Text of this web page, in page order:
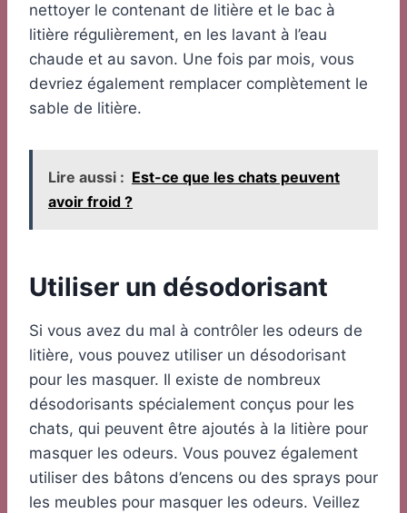
nettoyer le contenant de litière et le bac à
litière régulièrement, en les lavant à l’eau
chaude et au savon. Une fois par mois, vous
devriez également remplacer complètement le
sable de litière.
Lire aussi : Est-ce que les chats peuvent
avoir froid ?
Utiliser un désodorisant
Si vous avez du mal à contrôler les odeurs de
litière, vous pouvez utiliser un désodorisant
pour les masquer. Il existe de nombreux
désodorisants spécialement conçus pour les
chats, qui peuvent être ajoutés à la litière pour
masquer les odeurs. Vous pouvez également
utiliser des bâtons d’encens ou des sprays pour
les meubles pour masquer les odeurs. Veillez